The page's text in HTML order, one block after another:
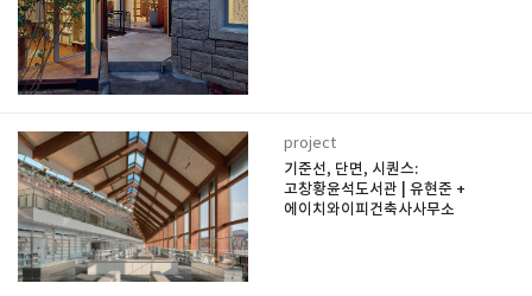
project
기준선, 단면, 시퀀스:
고창황윤석도서관 | 유현준 +
에이치와이피건축사사무소